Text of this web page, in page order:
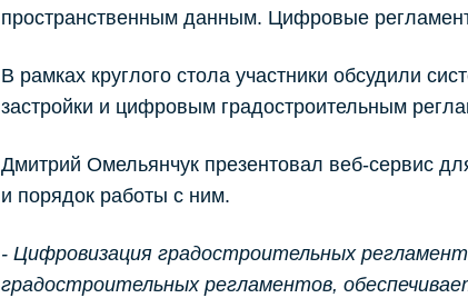
пространственным данным. Цифровые
В рамках круглого стола участники обсудили
застройки и цифровым градостроительным
Дмитрий Омельянчук презентовал веб-сервис
и порядок работы с ним.
- Цифровизация градостроительных
градостроительных регламентов,